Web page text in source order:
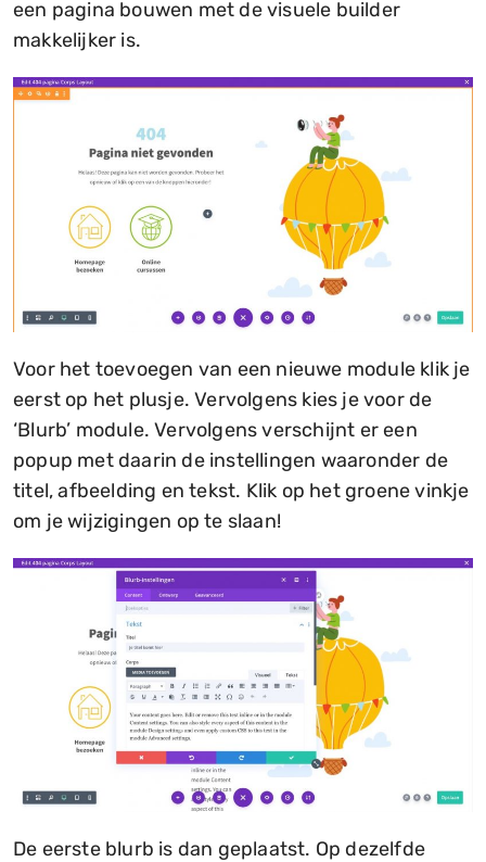
een pagina bouwen met de visuele builder
makkelijker is.
Voor het toevoegen van een nieuwe module klik je
eerst op het plusje. Vervolgens kies je voor de
‘Blurb’ module. Vervolgens verschijnt er een
popup met daarin de instellingen waaronder de
titel, afbeelding en tekst. Klik op het groene vinkje
om je wijzigingen op te slaan!
De eerste blurb is dan geplaatst. Op dezelfde